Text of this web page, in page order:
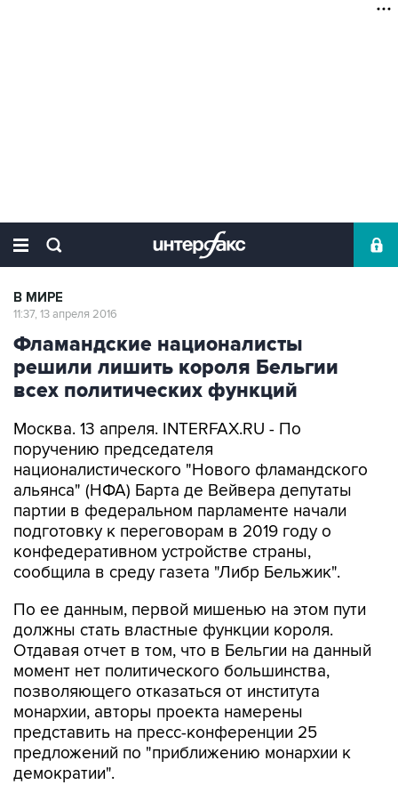
В МИРЕ
11:37, 13 апреля 2016
Фламандские националисты
решили лишить короля Бельгии
всех политических функций
Москва. 13 апреля. INTERFAX.RU - По
поручению председателя
националистического "Нового фламандского
альянса" (НФА) Барта де Вейвера депутаты
партии в федеральном парламенте начали
подготовку к переговорам в 2019 году о
конфедеративном устройстве страны,
сообщила в среду газета "Либр Бельжик".
По ее данным, первой мишенью на этом пути
должны стать властные функции короля.
Отдавая отчет в том, что в Бельгии на данный
момент нет политического большинства,
позволяющего отказаться от института
монархии, авторы проекта намерены
представить на пресс-конференции 25
предложений по "приближению монархии к
демократии".